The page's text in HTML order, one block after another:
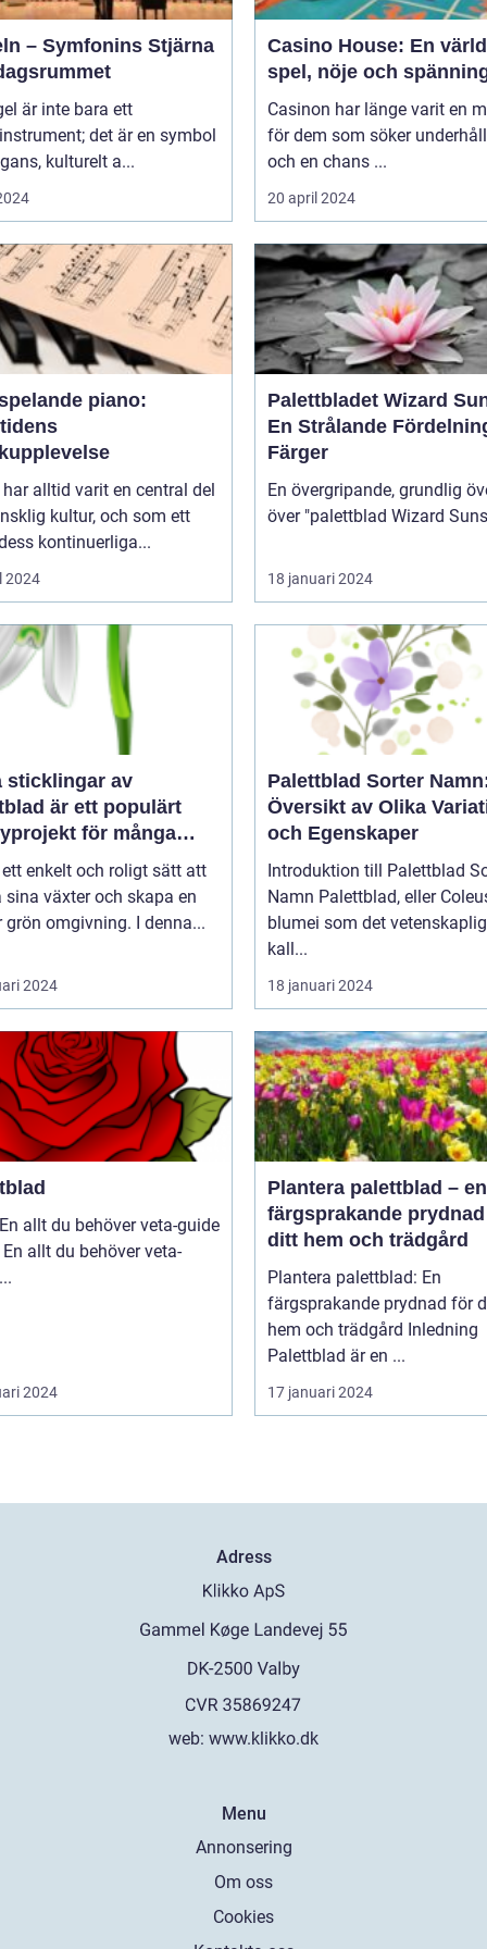
– Symfonins Stjärna
är inte bara ett
det är en symbol
kulturelt a...
Casino House: En
spel, nöje och
Casinon har länge varit en
för dem som söker
och en chans ...
20 april 2024
piano:
alltid varit en central del
kultur, och som ett
kontinuerliga...
2024
Palettbladet Wizard
En Strålande
Färger
En övergripande, grundlig
18 januari 2024
sticklingar av
är ett populärt
för många
enkelt och roligt sätt att
sina växter och skapa en
grön omgivning. I denna...
2024
Palettblad Sorter
Översikt av Olika
och Egenskaper
Introduktion till Palettblad
Namn Palettblad, eller Coleus
blumei som det
kall...
18 januari 2024
allt du behöver veta-guide
allt du behöver veta-
guide ...
2024
Plantera palettblad – en
färgsprakande
ditt hem och trädgård
Plantera palettblad: En
färgsprakande prydnad för
hem och trädgård Inledning
Palettblad är en ...
17 januari 2024
Adress
web: www.klikko.dk
Menu
Annonsering
Om oss
Cookies